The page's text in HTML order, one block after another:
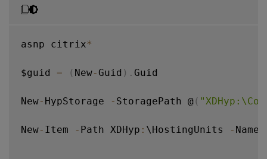
asnp citrix*
$guid = ( New- Guid ) . Guid
New- HypStorage - StoragePath @(
New- Item - Path XDHyp : \HostingUnits -